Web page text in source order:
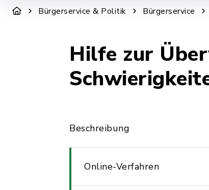
Bürgerservice & Politik Bürgerservice
Hilfe zur
Beschreibung
Online-Verfahren